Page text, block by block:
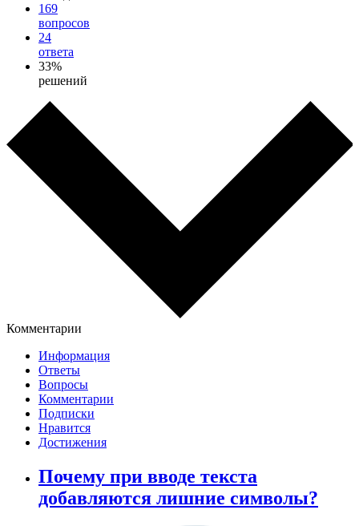
169
вопросов
24
ответа
33%
решений
Комментарии
Информация
Ответы
Вопросы
Комментарии
Подписки
Нравится
Достижения
Почему при вводе текста
добавляются лишние символы?